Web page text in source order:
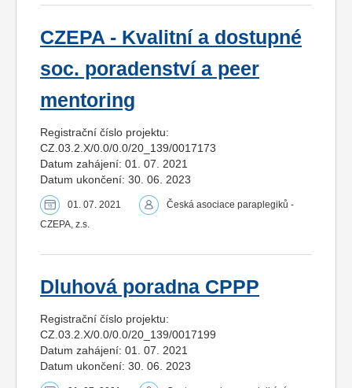
CZEPA - Kvalitní a dostupné
soc. poradenství a peer
mentoring
Registrační číslo projektu:
CZ.03.2.X/0.0/0.0/20_139/0017173
Datum zahájení: 01. 07. 2021
Datum ukončení: 30. 06. 2023
01. 07. 2021
Česká asociace paraplegiků -
CZEPA, z.s.
Dluhová poradna CPPP
Registrační číslo projektu:
CZ.03.2.X/0.0/0.0/20_139/0017199
Datum zahájení: 01. 07. 2021
Datum ukončení: 30. 06. 2023